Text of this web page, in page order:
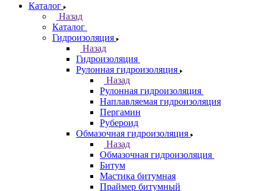
Каталог
Назад
Каталог
Гидроизоляция
Назад
Гидроизоляция
Рулонная гидроизоляция
Назад
Рулонная гидроизоляция
Наплавляемая гидроизоляция
Пергамин
Рубероид
Обмазочная гидроизоляция
Назад
Обмазочная гидроизоляция
Битум
Мастика битумная
Праймер битумный